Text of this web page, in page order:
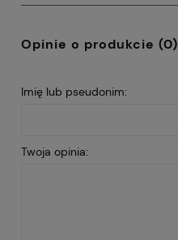
Opinie o produkcie (0)
Imię lub pseudonim:
Twoja opinia: